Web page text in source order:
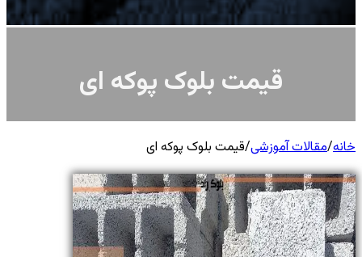
قیمت بلوک پوکه ای
خانه/مقالات آموزشی/قیمت بلوک پوکه ای